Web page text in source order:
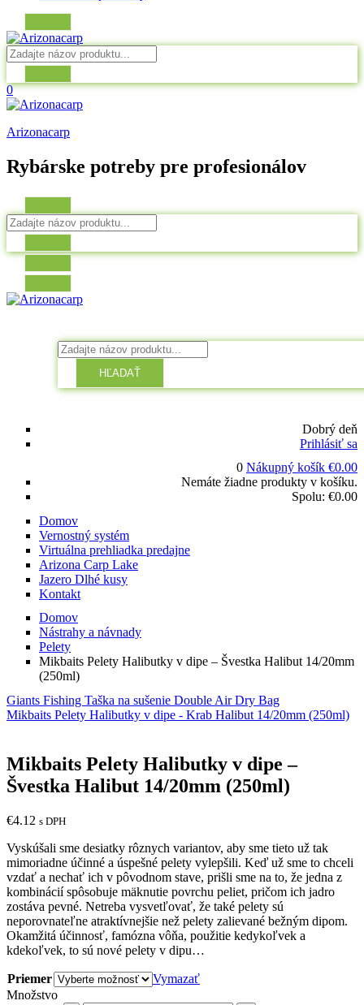
0
Arizonacarp
Rybárske potreby pre profesionálov
HĽADAŤ
Dobrý deň
Prihlásiť sa
0 Nákupný košík €0.00
Nemáte žiadne produkty v košíku.
Spolu: €0.00
Domov
Vernostný systém
Virtuálna prehliadka predajne
Arizona Carp Lake
Jazero Dlhé kusy
Kontakt
Domov
Nástrahy a návnady
Pelety
Mikbaits Pelety Halibutky v dipe – Švestka Halibut 14/20mm
(250ml)
Giants Fishing Taška na sušenie Double Air Dry Bag
Mikbaits Pelety Halibutky v dipe - Krab Halibut 14/20mm (250ml)
Mikbaits Pelety Halibutky v dipe –
Švestka Halibut 14/20mm (250ml)
€4.12 s DPH
Vyskúšali sme desiatky rôznych variantov, aby sme tieto už tak
mimoriadne účinné a úspešné pelety vylepšili. Keď už sme to chceli
vzdať a nechať ich v pôvodnom stave, prišli sme na to, že jedna z
kombinácií spôsobuje mäknutie povrchu peliet, pričom ich jadro
zostáva pevné. Netreba vysvetľovať, že také pelety sú
neporovnateľne atraktívnejšie než pelety zalievané bežným dipom.
Okamžitá účinnosť, famózna vôňa, použitie kedykoľvek a
kdekoľvek, to sú nové pelety v dipu…
Priemer
Vymazať
Množstvo